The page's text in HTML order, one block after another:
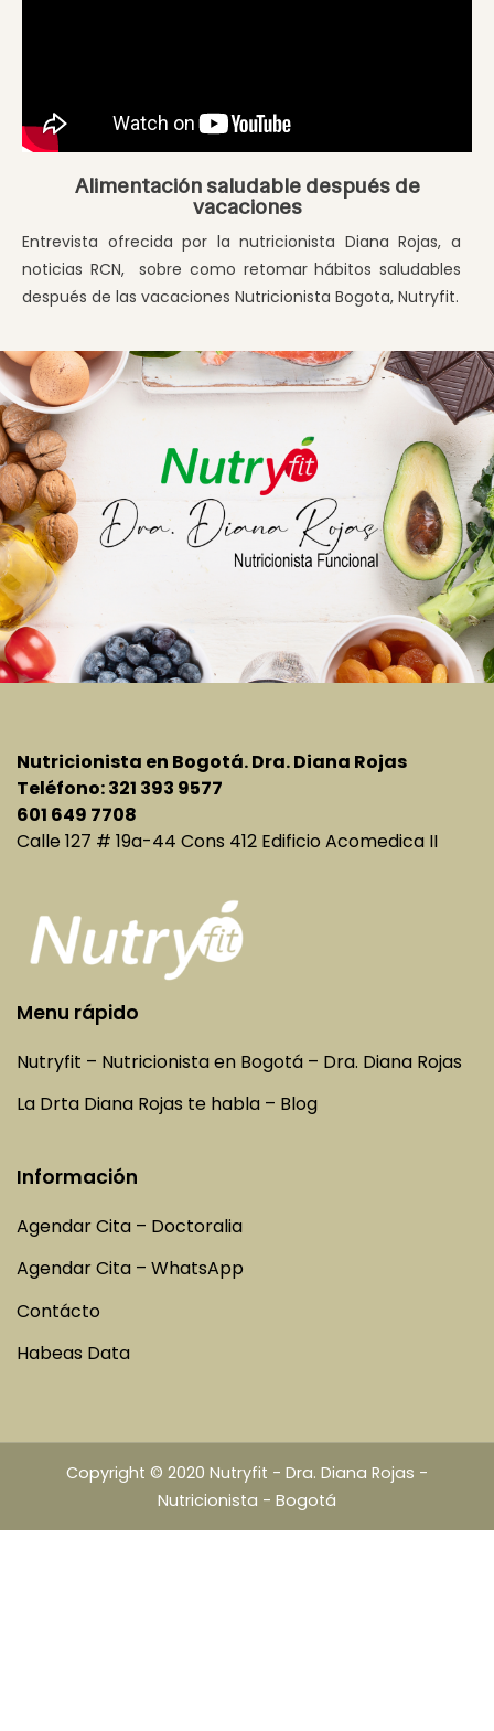
Alimentación saludable después de
vacaciones
Entrevista ofrecida por la nutricionista Diana Rojas, a
noticias RCN, sobre como retomar hábitos saludables
después de las vacaciones Nutricionista Bogota, Nutryfit.
Nutricionista en Bogotá. Dra. Diana Rojas
Teléfono: 321 393 9577
601 649 7708
Calle 127 # 19a-44 Cons 412 Edificio Acomedica II
Menu rápido
Nutryfit – Nutricionista en Bogotá – Dra. Diana Rojas
La Drta Diana Rojas te habla – Blog
Información
Agendar Cita – Doctoralia
Agendar Cita – WhatsApp
Contácto
Habeas Data
Copyright © 2020 Nutryfit - Dra. Diana Rojas -
Nutricionista - Bogotá